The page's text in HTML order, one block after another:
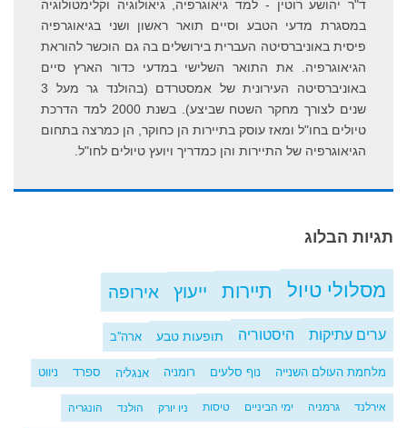
ד"ר יהושע רוטין - למד גיאוגרפיה, גיאולוגיה וקלימטולוגיה
במסגרת מדעי הטבע וסיים תואר ראשון ושני בגיאוגרפיה
פיסית באוניברסיטה העברית בירושלים בה גם הוכשר להוראת
הגיאוגרפיה. את התואר השלישי במדעי כדור הארץ סיים
באוניברסיטה העירונית של אמסטרדם (בהולנד גר מעל 3
שנים לצורך מחקר השטח שביצע). בשנת 2000 למד הדרכת
טיולים בחו"ל ומאז עוסק בתיירות הן כחוקר, הן כמרצה בתחום
הגיאוגרפיה של התיירות והן כמדריך ויועץ טיולים לחו"ל.
תגיות הבלוג
מסלולי טיול תיירות ייעוץ אירופה
ערים עתיקות היסטוריה תופעות טבע ארה''ב
מלחמת העולם השנייה נוף סלעים רומניה אנגליה ספרד ניווט
אירלנד גרמניה ימי הביניים טיסות ניו יורק הולנד הונגריה